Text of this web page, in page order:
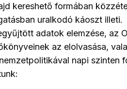
kereshető formában
uralkodó káoszt illeti.
adatok elemzése, az
az elolvasása,
napi szinten